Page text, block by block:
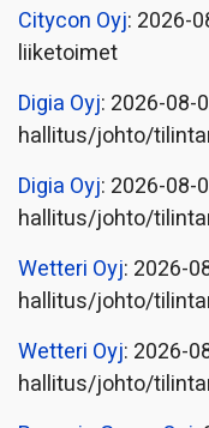
Citycon Oyj: 2026-
liiketoimet
Digia Oyj: 2026-08-
hallitus/johto/
Digia Oyj: 2026-08-
hallitus/johto/
Wetteri Oyj: 2026-
hallitus/johto/
Wetteri Oyj: 2026-
hallitus/johto/